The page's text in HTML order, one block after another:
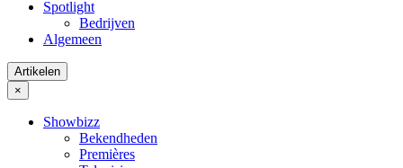
Spotlight
Bedrijven
Algemeen
Artikelen
×
Showbizz
Bekendheden
Premières